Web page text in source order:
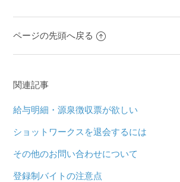
ページの先頭へ戻る
関連記事
給与明細・源泉徴収票が欲しい
ショットワークスを退会するには
その他のお問い合わせについて
登録制バイトの注意点